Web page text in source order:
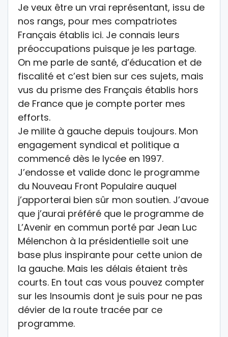
Je veux être un vrai représentant, issu de
nos rangs, pour mes compatriotes
Français établis ici. Je connais leurs
préoccupations puisque je les partage.
On me parle de santé, d’éducation et de
fiscalité et c’est bien sur ces sujets, mais
vus du prisme des Français établis hors
de France que je compte porter mes
efforts.
Je milite à gauche depuis toujours. Mon
engagement syndical et politique a
commencé dès le lycée en 1997.
J’endosse et valide donc le programme
du Nouveau Front Populaire auquel
j’apporterai bien sûr mon soutien. J’avoue
que j’aurai préféré que le programme de
L’Avenir en commun porté par Jean Luc
Mélenchon à la présidentielle soit une
base plus inspirante pour cette union de
la gauche. Mais les délais étaient très
courts. En tout cas vous pouvez compter
sur les Insoumis dont je suis pour ne pas
dévier de la route tracée par ce
programme.